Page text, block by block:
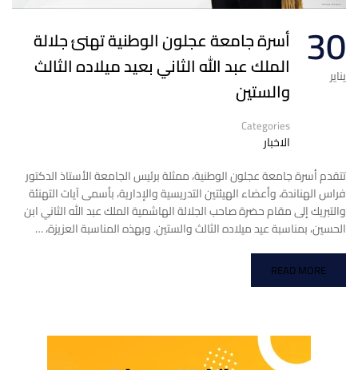
30
يناير
أسرة جامعة عجلون الوطنية تهنئ جلالة
الملك عبد الله الثاني بعيد ميلاده الثالث
والستين
Categories
الاخبار
تتقدم أسرة جامعة عجلون الوطنية، ممثلة برئيس الجامعة الأستاذ الدكتور
فراس الهناندة، وأعضاء الهيئتين التدريسية والإدارية، بأسمى آيات التهنئة
والتبريك إلى مقام حضرة صاحب الجلالة الهاشمية الملك عبد الله الثاني ابن
الحسين، بمناسبة عيد ميلاده الثالث والستين. وبهذه المناسبة العزيزة، …
READ MORE